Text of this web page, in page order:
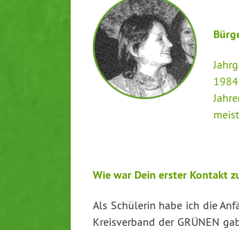
Wie war Dein erster Kontakt
Als Schülerin habe ich die
Kreisverband der GRÜNEN